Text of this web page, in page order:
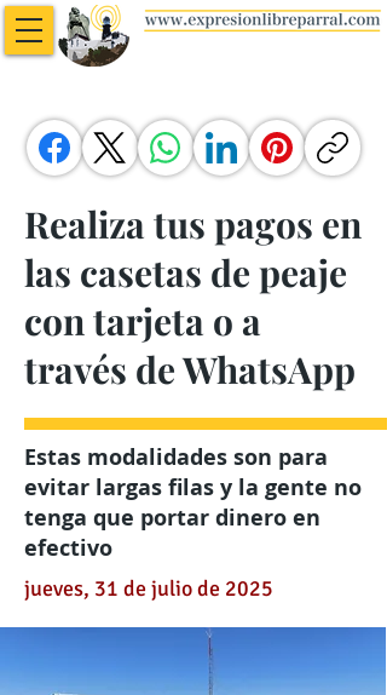
Realiza tus pagos en
las casetas de peaje
con tarjeta o a
través de WhatsApp
Estas modalidades son para
evitar largas filas y la gente no
tenga que portar dinero en
efectivo
jueves, 31 de julio de 2025